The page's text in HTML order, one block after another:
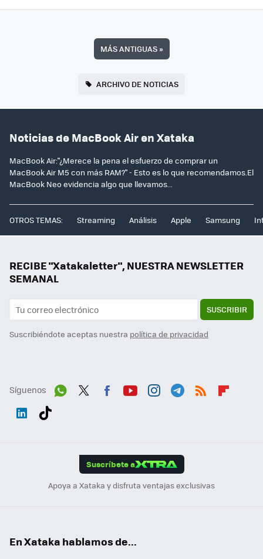
MÁS ANTIGUAS»
ARCHIVO DE NOTICIAS
Noticias de MacBook Air en Xataka
MacBook Air:"¿Merece la pena el esfuerzo de comprar un
MacBook Air M5 con más RAM?" - Esto es lo que recomendamos.El
MacBook Neo evidencia algo que llevamos...
OTROS TEMAS: Streaming Análisis Apple Samsung
RECIBE "Xatakaletter", NUESTRA NEWSLETTER
SEMANAL
SUSCRIBIR
Suscribiéndote aceptas nuestra política de privacidad
Síguenos
Suscríbete a
Apoya a Xataka y disfruta ventajas exclusivas
En Xataka hablamos de...